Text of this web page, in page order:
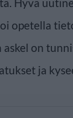
opetella
askel on
ja